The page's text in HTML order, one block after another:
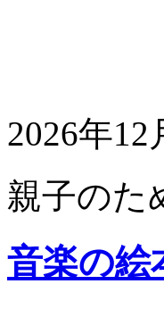
2026年12
親子のた
音楽の絵